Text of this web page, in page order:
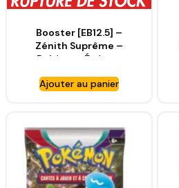
Booster [EB12.5] –
Zénith Suprême –
Pokémon Épée et
Ajouter au panier